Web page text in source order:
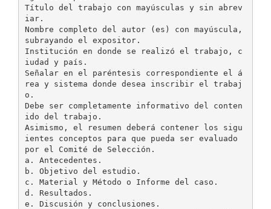
Título del trabajo con mayúsculas y sin abrev
iar.
Nombre completo del autor (es) con mayúscula,
subrayando el expositor.
Institución en donde se realizó el trabajo, c
iudad y país.
Señalar en el paréntesis correspondiente el á
rea y sistema donde desea inscribir el trabaj
o.
Debe ser completamente informativo del conten
ido del trabajo.
Asimismo, el resumen deberá contener los sigu
ientes conceptos para que pueda ser evaluado
por el Comité de Selección.
a. Antecedentes.
b. Objetivo del estudio.
c. Material y Método o Informe del caso.
d. Resultados.
e. Discusión y conclusiones.